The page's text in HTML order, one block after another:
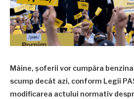
Mâine, șoferii vor cumpăra
scump decât azi, conform Legii
modificarea actului normativ